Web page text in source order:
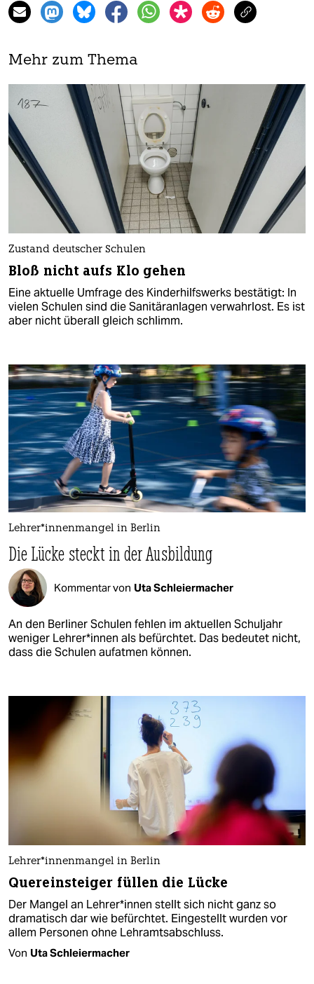
Mehr zum Thema
Zustand deutscher Schulen
Bloß nicht aufs Klo gehen
Eine aktuelle Umfrage des Kinderhilfswerks bestätigt: In
vielen Schulen sind die Sanitäranlagen verwahrlost. Es ist
aber nicht überall gleich schlimm.
Leh­rer*­in­nen­man­gel in Berlin
Die Lücke steckt in der Ausbildung
Kommentar von Uta Schleiermacher
An den Berliner Schulen fehlen im aktuellen Schuljahr
weniger Leh­re­r*in­nen als befürchtet. Das bedeutet nicht,
dass die Schulen aufatmen können.
Leh­rer*­in­nen­man­gel in Berlin
Quereinsteiger füllen die Lücke
Der Mangel an Leh­re­r*in­nen stellt sich nicht ganz so
dramatisch dar wie befürchtet. Eingestellt wurden vor
allem Personen ohne Lehramtsabschluss.
Von Uta Schleiermacher